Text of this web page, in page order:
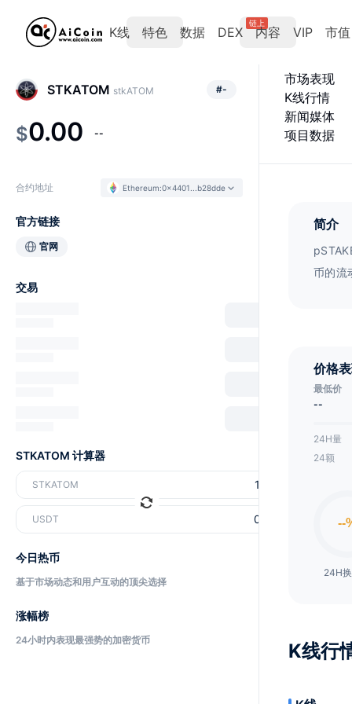
K线 特色 数据 DEX
链上
内容 VIP 市值
市场表现
K线行情
新闻媒体
项目数据
简介
币的流
价格
最低价
--
24H量
24额
24H
K线行
STKATOM stkATOM #-
$0.00 --
合约地址 Ethereum:0x4401...b28dde
官方链接
官网
交易
STKATOM 计算器
STKATOM
USDT
今日热币
基于市场动态和用户互动的顶尖选择
涨幅榜
24小时内表现最强势的加密货币